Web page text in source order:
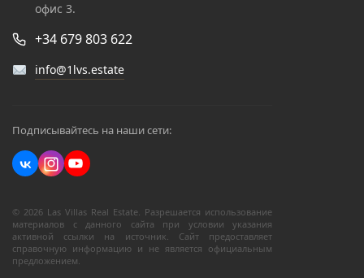
офис 3.
+34 679 803 622
info@1lvs.estate
Подписывайтесь на наши сети:
© 2026 Las Villas Real Estate. Разрешается использование
материалов с данного сайта при условии указания
активной ссылки на источник. Сайт предоставляет
справочную информацию и не является официальным
предложением.